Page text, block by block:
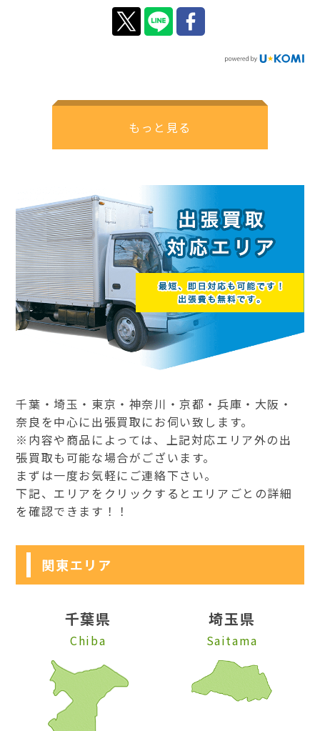
もっと見る
千葉・埼玉・東京・神奈川・京都・兵庫・大阪・
奈良を中心に出張買取にお伺い致します。
※内容や商品によっては、上記対応エリア外の出
張買取も可能な場合がございます。
まずは一度お気軽にご連絡下さい。
下記、エリアをクリックするとエリアごとの詳細
を確認できます！！
関東エリア
千葉県
Chiba
埼玉県
Saitama